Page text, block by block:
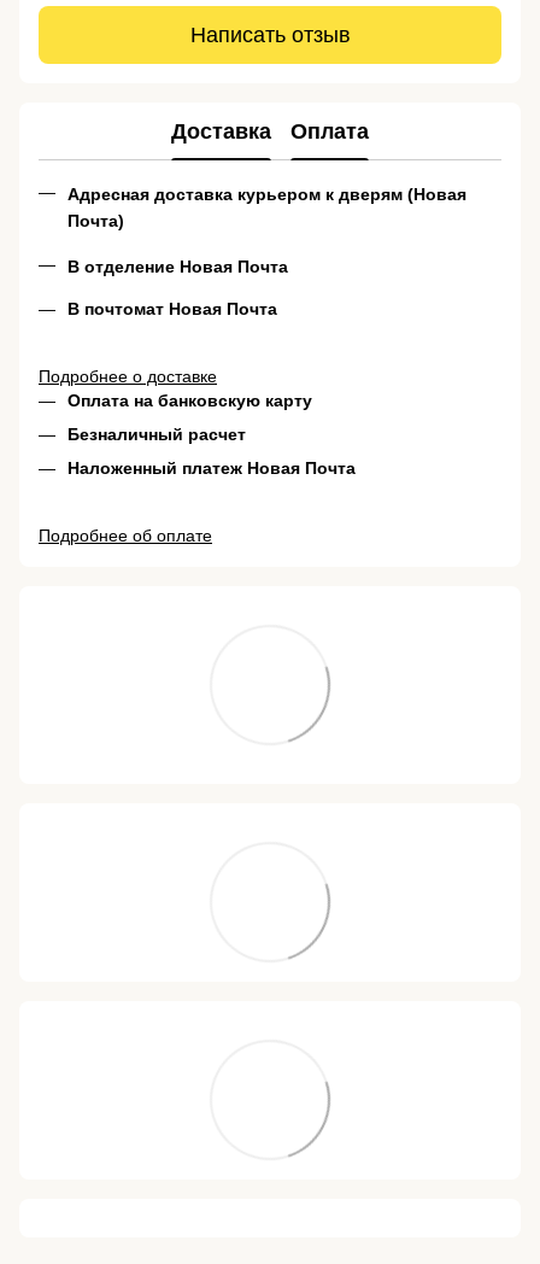
Написать отзыв
Доставка Оплата
Адресная доставка курьером к дверям (Новая
Почта)
В отделение Новая Почта
В почтомат Новая Почта
Подробнее о доставке
Оплата на банковскую карту
Безналичный расчет
Наложенный платеж Новая Почта
Подробнее об оплате